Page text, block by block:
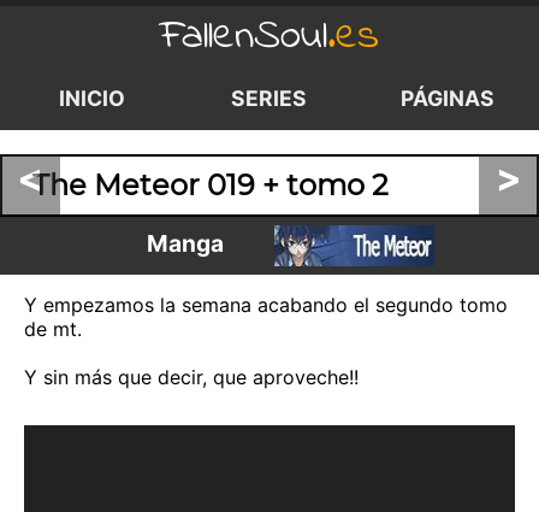
FallenSoul.es
INICIO SERIES PÁGINAS
< >
The Meteor 019 + tomo 2
Manga
Y empezamos la semana acabando el segundo tomo
de mt.
Y sin más que decir, que aproveche!!